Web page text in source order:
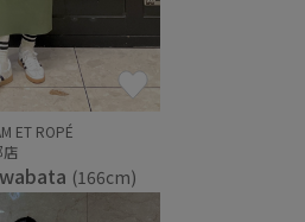
ET ROPÉ
店
(166cm)